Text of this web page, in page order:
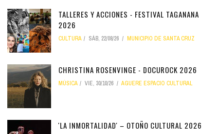
TALLERES Y ACCIONES - FESTIVAL TAGANANA
2026
CULTURA SÁB, 22/08/26 MUNICIPIO DE SANTA CRUZ
CHRISTINA ROSENVINGE - DOCUROCK 2026
MÚSICA VIE, 30/10/26 AGUERE ESPACIO CULTURAL
'LA INMORTALIDAD' – OTOÑO CULTURAL 2026